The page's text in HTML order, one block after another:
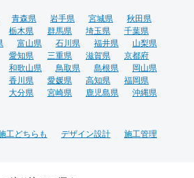
青森県 岩手県 宮城県
秋田県
栃木県 群馬県 埼玉県
千葉県
富山県 石川県 福井県
山梨県
愛知県 三重県 滋賀県
京都府
和歌山県 鳥取県 島根県
岡山県
香川県 愛媛県 高知県
福岡県
大分県 宮崎県 鹿児島県 沖縄県
工どちらも デザイン設計 施工管理